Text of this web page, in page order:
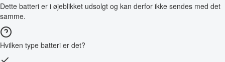
Dette batteri er i øjeblikket udsolgt og kan derfor ikke sendes med det
samme.
Hvilken type batteri er det?